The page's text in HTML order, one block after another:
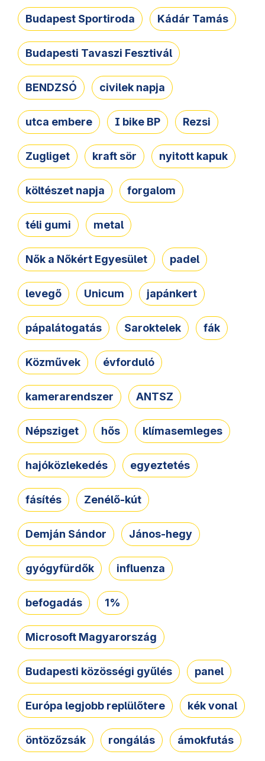
Budapest Sportiroda Kádár Tamás
Budapesti Tavaszi Fesztivál
BENDZSÓ civilek napja
utca embere I bike BP Rezsi
Zugliget kraft sör nyitott kapuk
költészet napja forgalom
téli gumi metal
Nők a Nőkért Egyesület padel
levegő Unicum japánkert
pápalátogatás Saroktelek fák
Közművek évforduló
kamerarendszer ANTSZ
Népsziget hős klímasemleges
hajóközlekedés egyeztetés
fásítés Zenélő-kút
Demján Sándor János-hegy
gyógyfürdők influenza
befogadás 1%
Microsoft Magyarország
Budapesti közösségi gyűlés panel
Európa legjobb replülőtere kék vonal
öntözőzsák rongálás ámokfutás